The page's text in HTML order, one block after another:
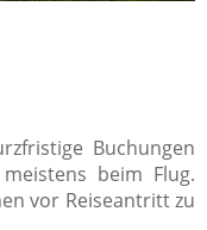
Buchungen
beim Flug.
vor Reiseantritt zu